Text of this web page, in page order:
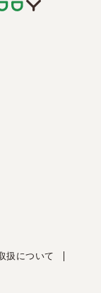
扱について